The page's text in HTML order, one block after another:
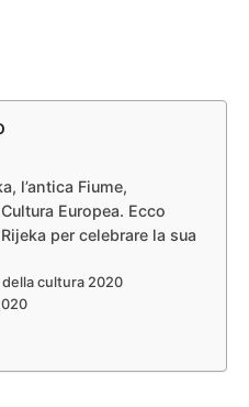
l’antica Fiume,
Europea. Ecco
per celebrare la sua
cultura 2020